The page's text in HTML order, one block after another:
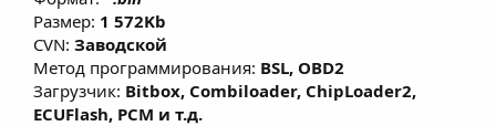
Размер: 1 572Kb
CVN: Заводской
Метод программирования: BSL, OBD2
Загрузчик: Bitbox, Combiloader, ChipLoader2,
ECUFlash, PCM и т.д.